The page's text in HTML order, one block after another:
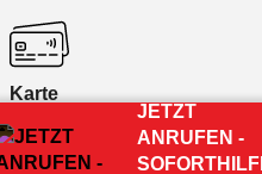
Karte
JETZT
ANRUFEN -